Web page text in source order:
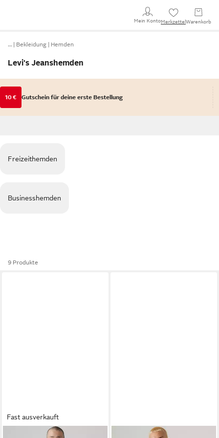
Mein KontoMerkzettel Warenkorb
… Bekleidung Hemden
Levi's Jeanshemden
10 € Gutschein für deine erste Bestellung
Freizeithemden
Businesshemden
9 Produkte
Fast ausverkauft